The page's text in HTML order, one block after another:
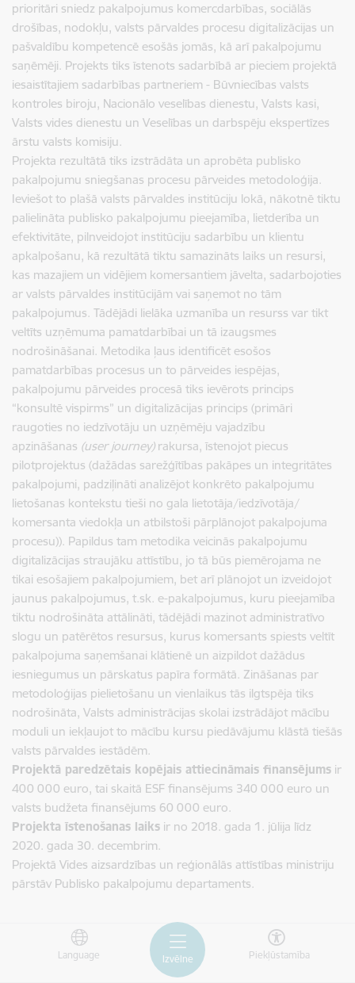
Izvēlne
Language Piekļūstamība
prioritāri sniedz pakalpojumus komercdarbības, sociālās
drošības, nodokļu, valsts pārvaldes procesu digitalizācijas un
pašvaldību kompetencē esošās jomās, kā arī pakalpojumu
saņēmēji. Projekts tiks īstenots sadarbībā ar pieciem projektā
iesaistītajiem sadarbības partneriem - Būvniecības valsts
kontroles biroju, Nacionālo veselības dienestu, Valsts kasi,
Valsts vides dienestu un Veselības un darbspēju ekspertīzes
ārstu valsts komisiju.
Projekta rezultātā tiks izstrādāta un aprobēta publisko
pakalpojumu sniegšanas procesu pārveides metodoloģija.
Ieviešot to plašā valsts pārvaldes institūciju lokā, nākotnē tiktu
palielināta publisko pakalpojumu pieejamība, lietderība un
efektivitāte, pilnveidojot institūciju sadarbību un klientu
apkalpošanu, kā rezultātā tiktu samazināts laiks un resursi,
kas mazajiem un vidējiem komersantiem jāvelta, sadarbojoties
ar valsts pārvaldes institūcijām vai saņemot no tām
pakalpojumus. Tādējādi lielāka uzmanība un resurss var tikt
veltīts uzņēmuma pamatdarbībai un tā izaugsmes
nodrošināšanai. Metodika ļaus identificēt esošos
pamatdarbības procesus un to pārveides iespējas,
pakalpojumu pārveides procesā tiks ievērots princips
“konsultē vispirms” un digitalizācijas princips (primāri
raugoties no iedzīvotāju un uzņēmēju vajadzību
apzināšanas (user journey) rakursa, īstenojot piecus
pilotprojektus (dažādas sarežģītības pakāpes un integritātes
pakalpojumi, padziļināti analizējot konkrēto pakalpojumu
lietošanas kontekstu tieši no gala lietotāja/iedzīvotāja/
komersanta viedokļa un atbilstoši pārplānojot pakalpojuma
procesu)). Papildus tam metodika veicinās pakalpojumu
digitalizācijas straujāku attīstību, jo tā būs piemērojama ne
tikai esošajiem pakalpojumiem, bet arī plānojot un izveidojot
jaunus pakalpojumus, t.sk. e-pakalpojumus, kuru pieejamība
tiktu nodrošināta attālināti, tādējādi mazinot administratīvo
slogu un patērētos resursus, kurus komersants spiests veltīt
pakalpojuma saņemšanai klātienē un aizpildot dažādus
iesniegumus un pārskatus papīra formātā. Zināšanas par
metodoloģijas pielietošanu un vienlaikus tās ilgtspēja tiks
nodrošināta, Valsts administrācijas skolai izstrādājot mācību
moduli un iekļaujot to mācību kursu piedāvājumu klāstā tiešās
valsts pārvaldes iestādēm.
Projektā paredzētais kopējais attiecināmais finansējums ir
400 000 euro, tai skaitā ESF finansējums 340 000 euro un
valsts budžeta finansējums 60 000 euro.
Projekta īstenošanas laiks ir no 2018. gada 1. jūlija līdz
2020. gada 30. decembrim.
Projektā Vides aizsardzības un reģionālās attīstības ministriju
pārstāv Publisko pakalpojumu departaments.